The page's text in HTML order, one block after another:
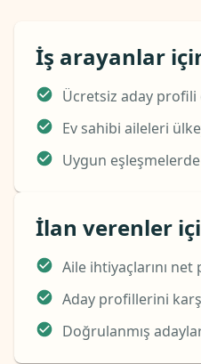
İş arayanlar
Ücretsiz aday
Ev sahibi aileleri
Uygun
İlan verenler
Aile ihtiyaçlarını net
Aday profillerini
Doğrulanmış